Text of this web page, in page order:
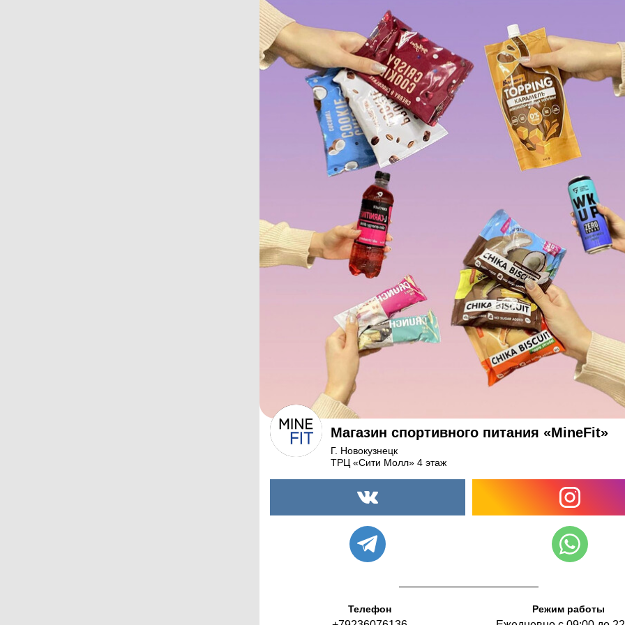
Магазин спортивного питания «MineFit»
Г. Новокузнецк
ТРЦ «Сити Молл» 4 этаж
Телефон Режим работы